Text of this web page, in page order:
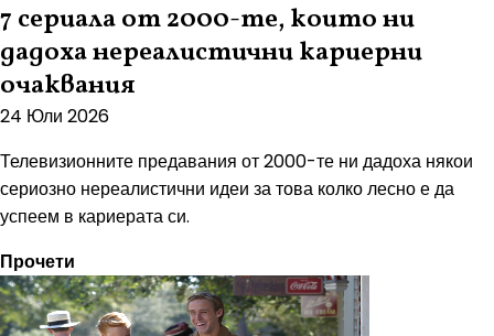
7 сериала от 2000-те, които ни
дадоха нереалистични кариерни
очаквания
24 Юли 2026
Телевизионните предавания от 2000-те ни дадоха някои
сериозно нереалистични идеи за това колко лесно е да
успеем в кариерата си.
Прочети